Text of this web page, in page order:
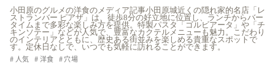
小田原のグルメの洋食のメディア記事小田原城近くの隠れ家的名店「レ
ストランバー ピアザ」は、徒歩8分の好立地に位置し、ランチからバー
タイムまで多彩な楽しみ方を提供。特製パスタ「ゴルビアータ」や「チ
キンソテー」などが人気で、豊富なカクテルメニューも魅力。こだわり
のインテリアとともに、歴史ある街並みを楽しめる貴重なスポットで
す。定休日なしで、いつでも気軽に訪れることができます。
人気 洋食 穴場